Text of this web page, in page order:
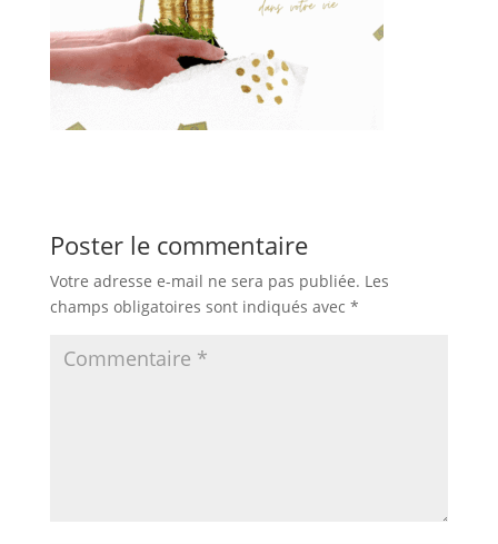
Poster le commentaire
Votre adresse e-mail ne sera pas publiée. Les
champs obligatoires sont indiqués avec *